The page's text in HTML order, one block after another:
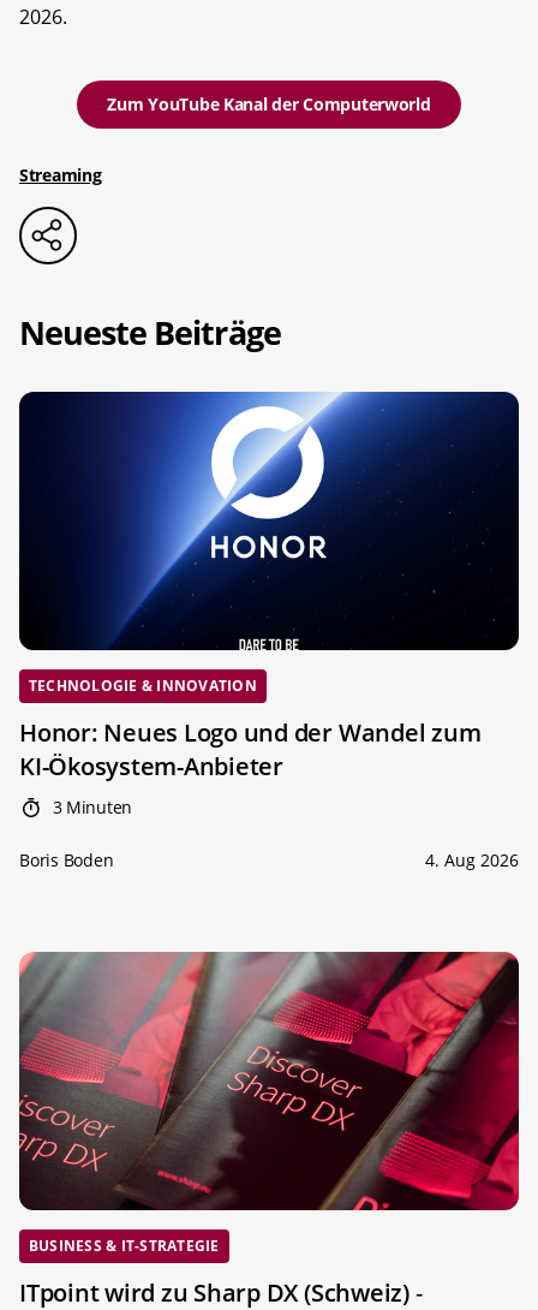
2026.
Zum YouTube Kanal der Computerworld
Streaming
Neueste Beiträge
TECHNOLOGIE & INNOVATION
Honor: Neues Logo und der Wandel zum
KI-Ökosystem-Anbieter
3 Minuten
Boris Boden 4. Aug 2026
BUSINESS & IT-STRATEGIE
ITpoint wird zu Sharp DX (Schweiz)-